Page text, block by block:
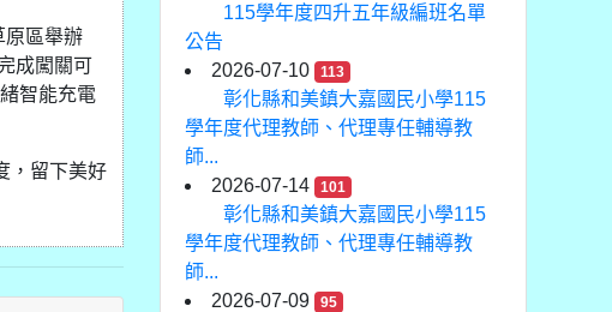
原區舉辦
成闖關可
智能充電
，留下美好
115學年度四升五年級編班名單
公告
2026-07-10
113
彰化縣和美鎮大嘉國民小學115
學年度代理教師、代理專任輔導教
師...
2026-07-14
101
彰化縣和美鎮大嘉國民小學115
學年度代理教師、代理專任輔導教
師...
2026-07-09
95